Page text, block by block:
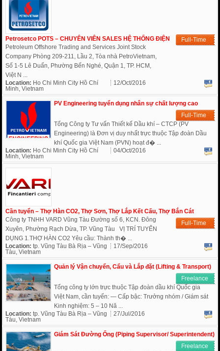
Petrosetco POTS – CHUYÊN VIÊN SALES HỆ THỐNG ĐIỆN
Full-Time
Petroleum Offshore Trading and Services Joint Stock
Company Phòng 209-211, Lầu 2, Tòa nhà PetroVietnam,
Số 1-5 Lê Duẩn, Phường Bến Nghé, Quận 1, TP. HCM,
Việt N ...
Location: Ho Chi Minh City Hồ Chí
Minh, Vietnam
12/Oct/2016
PV Engineering tuyển dụng nhân sự chất lượng cao
Full-Time
Tổng Công ty Tư vấn Thiết kế Dầu khí – CTCP (PV
Engineering) là Đơn vị duy nhất trực thuộc Tập đoàn Dầu
khí Quốc gia Việt Nam (PVN) hoạt đ� ...
Location: Ho Chi Minh City Hồ Chí
Minh, Vietnam
04/Oct/2016
Cần tuyển – Thợ Hàn CO2, Thợ Sơn, Thợ Lắp Kết Cấu, Thợ Bắn Cát
Full-Time
Công ty TNHH VARD Vũng Tàu Đường số 6, KCN. Đông
Xuyên, Phường Rạch Dừa, TP. Vũng Tàu VỊ TRÍ TUYỂN
DỤNG 1.THỢ HÀN CO2 Yêu cầu: Thành th� ...
Location:tp. Vũng Tàu Bà Rịa – Vũng
Tàu, Vietnam
17/Sep/2016
Quản lý Vận chuyển, Cẩu và Lắp đặt (Lifting & Transport)
Freelance
Tổng công ty lớn trực thuộc Tập đoàn dầu khí Quốc gia
Việt Nam, cần tuyển: — Cấp bậc: Trưởng nhóm / Giám sát
Kinh nghiệm: 5 – 10 Nă ...
Location:tp. Vũng Tàu Bà Rịa – Vũng
Tàu, Vietnam
27/Jul/2016
Giám Sát Đường Ống (Piping Supervisor/ Superintendent)
Freelance